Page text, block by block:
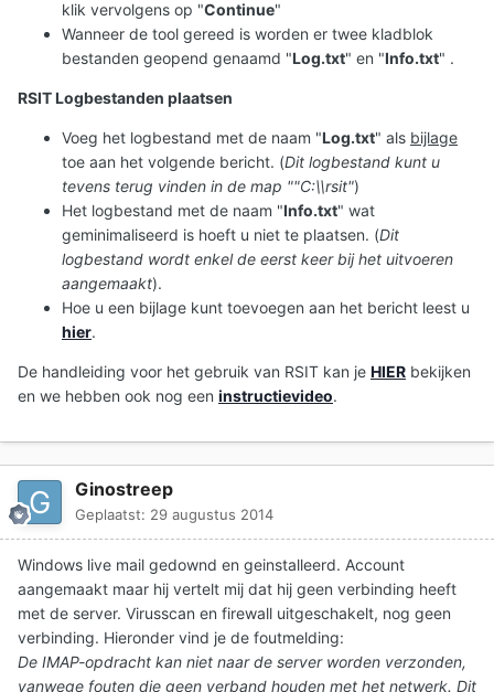
klik vervolgens op "Continue"
Wanneer de tool gereed is worden er twee kladblok
bestanden geopend genaamd "Log.txt" en "Info.txt" .
RSIT Logbestanden plaatsen
Voeg het logbestand met de naam "Log.txt" als bijlage
toe aan het volgende bericht. (Dit logbestand kunt u
tevens terug vinden in de map ""C:\\rsit")
Het logbestand met de naam "Info.txt" wat
geminimaliseerd is hoeft u niet te plaatsen. (Dit
logbestand wordt enkel de eerst keer bij het uitvoeren
aangemaakt).
Hoe u een bijlage kunt toevoegen aan het bericht leest u
hier.
De handleiding voor het gebruik van RSIT kan je HIER bekijken
en we hebben ook nog een instructievideo.
Ginostreep
Geplaatst: 29 augustus 2014
Windows live mail gedownd en geinstalleerd. Account
aangemaakt maar hij vertelt mij dat hij geen verbinding heeft
met de server. Virusscan en firewall uitgeschakelt, nog geen
verbinding. Hieronder vind je de foutmelding:
De IMAP-opdracht kan niet naar de server worden verzonden,
vanwege fouten die geen verband houden met het netwerk. Dit